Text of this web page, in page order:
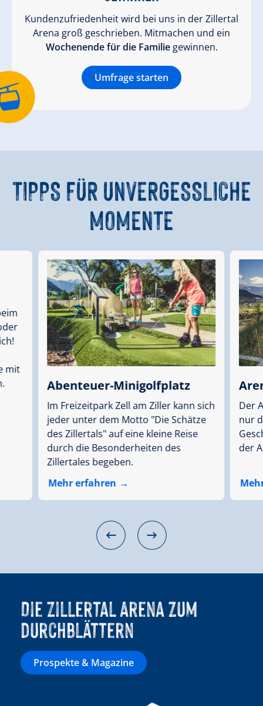
Kundenzufriedenheit wird bei uns in der Zillertal
Arena groß geschrieben. Mitmachen und ein
Wochenende für die Familiegewinnen.
Umfrage starten
TIPPSFÜR UNVERGESSLICHE
MOMENTE
mit
Abenteuer-Minigolfplatz
Im Freizeitpark Zell am Ziller kann sich
jeder unter dem Motto "Die Schätze
des Zillertals" auf eine kleine Reise
durch die Besonderheiten des
Zillertales begeben.
Mehr erfahren
Der
nur
der
Die Zillertal Arena zum
durchblättern
Prospekte & Magazine